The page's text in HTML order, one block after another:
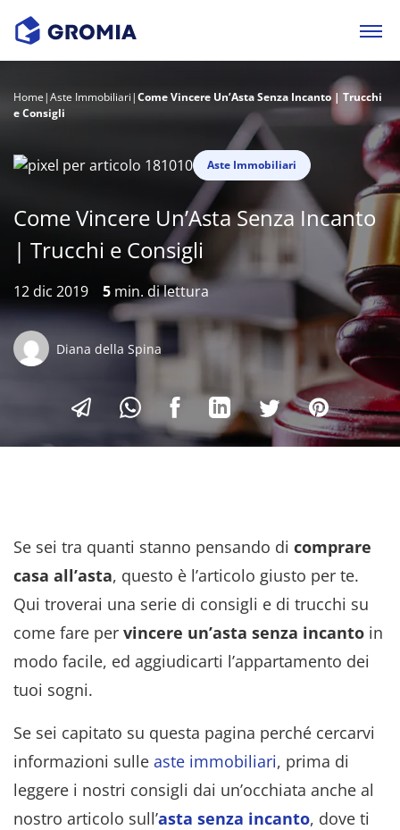
Home|Aste Immobiliari|Come Vincere Un’Asta Senza Incanto | Trucchi
e Consigli
Aste Immobiliari
Come Vincere Un’Asta Senza Incanto
| Trucchi e Consigli
12 dic 2019 5 min. di lettura
Diana della Spina
Se sei tra quanti stanno pensando di comprare
casa all’asta, questo è l’articolo giusto per te.
Qui troverai una serie di consigli e di trucchi su
come fare per vincere un’asta senza incanto in
modo facile, ed aggiudicarti l’appartamento dei
tuoi sogni.
Se sei capitato su questa pagina perché cercarvi
informazioni sulle aste immobiliari, prima di
leggere i nostri consigli dai un’occhiata anche al
nostro articolo sull’asta senza incanto, dove ti